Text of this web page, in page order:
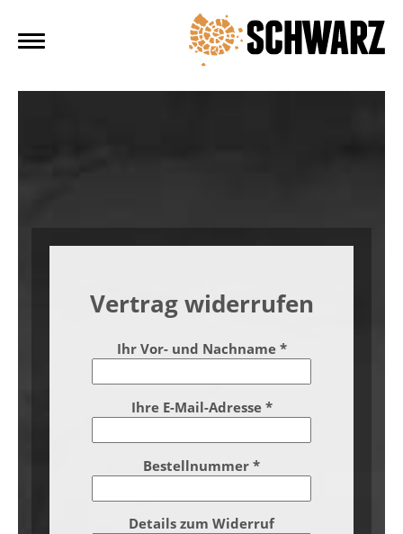
Vertrag widerrufen
Ihr Vor- und Nachname *
Ihre E-Mail-Adresse *
Bestellnummer *
Details zum Widerruf